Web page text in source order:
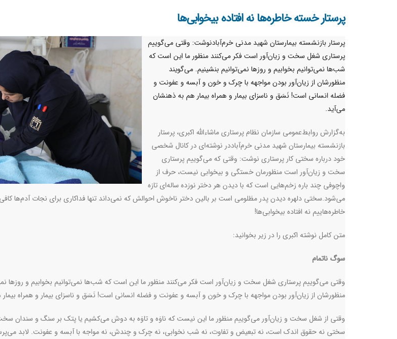
پرستار خسته خاطره‌ها نه افتاده بیخوابی‌ها
پرستار بازنشسته بیمارستان شهید مدنی خرم‌آبادنوشت: وقتی می‌گوییم
پرستاری شغل سخت و زیان‌آور است فکر می‌کنند منظور ما این است که
شب‌ها نمی‌توانیم بخوابیم و روزها نمی‌توانیم بنشینیم. می‌گویند
منظورشان از زیان‌آور بودن مواجهه با چرک و خون و آبسه و عفونت و
فضله انسانی است! نَسَق و ناسزای بیمار و همراه بیمار هم به ذهنشان
می‌آید.
به‌گزارش روابط‌عمومی سازمان نظام پرستاری ماشاءالله اکبری، پرستار
بازنشسته بیمارستان شهید مدنی خرم‌آباددر نوشته‌ای در کانال شخصی
خود درباره سختی کار پرستاری نوشت: وقتی که می‌گوییم پرستاری
سخت و زیان‌آور است منظورمان خستگی و بیخوابی نیست، حرف از
واچوفی چند باره زخم‌هایی است که با دیدن هر دختر نوزده ساله‌‌ای تازه
می‌شود.سختی دلهره دیدن پدر مظلومی است بر بالین دختر ناخوش احوالش که نمی‌داند تنها فداکاری برای نجات آدم‌ها
خاطره‌هاییم نه افتاده بیخوابی‌ها!
متن کامل نوشته اکبری را در زیر بخوانید:
سوگ ناتمام
وقتی می‌گوییم پرستاری شغل سخت و زیان‌آور است فکر می‌کنند منظور ما این است که شب‌ها نمی‌توانیم بخوابیم و روزها
منظورشان از زیان‌آور بودن مواجهه با چرک و خون و آبسه و عفونت و فضله انسانی است! نَسَق و ناسزای بیمار و همراه
وقتی از شغل سخت و زیان‌آور می‌گوییم منظور ما این نیست که ناوَه و تاوَه به دوش می‌کشیم یا پتک بر سنگ و سندان سخت
سختی نه حقوق اندک است، نه تبعیض و تفاوت، نه شب نخوابی، نه چرک و چندش، نه مواجه با آبسه و عفونت. لابد